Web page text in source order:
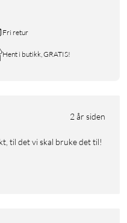
Fri retur
Hent i butikk, GRATIS!
2 år siden